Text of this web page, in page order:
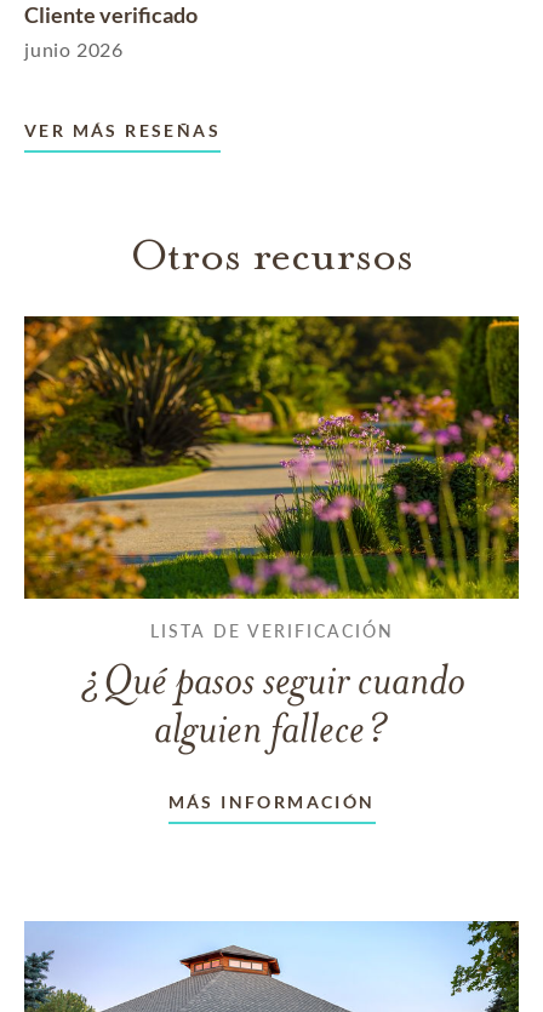
Cliente verificado
junio 2026
VER MÁS RESEÑAS
Otros recursos
LISTA DE VERIFICACIÓN
¿Qué pasos seguir cuando
alguien fallece?
MÁS INFORMACIÓN